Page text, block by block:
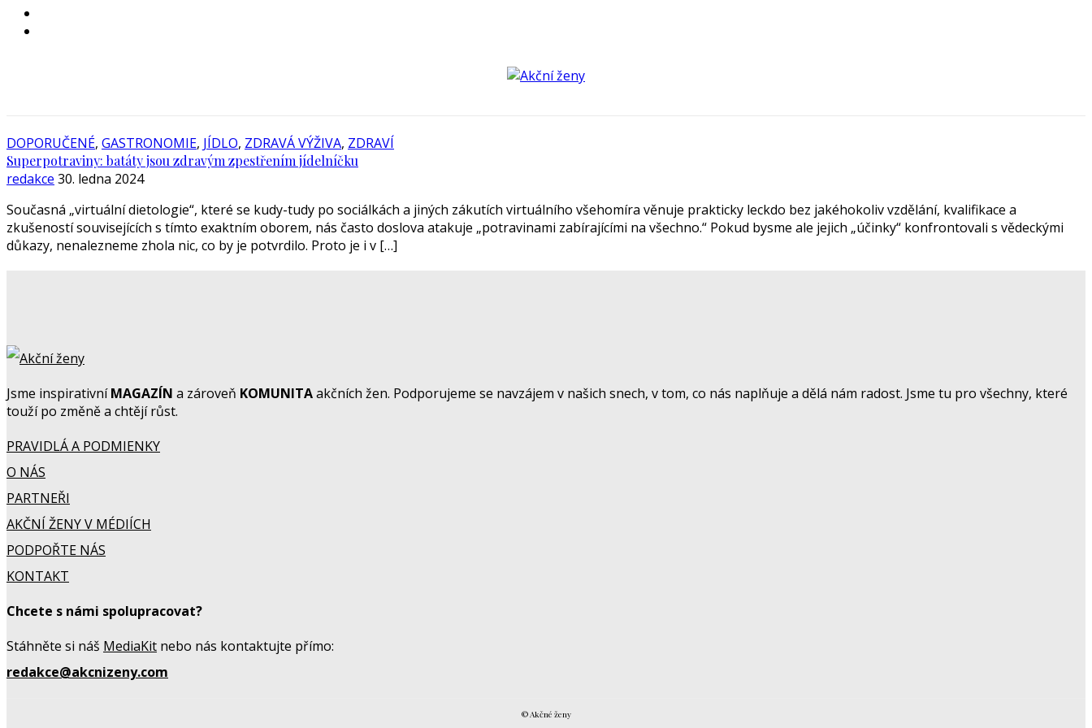
DOPORUČENÉ, GASTRONOMIE, JÍDLO, ZDRAVÁ VÝŽIVA, ZDRAVÍ
Superpotraviny: batáty jsou zdravým zpestřením jídelníčku
redakce 30. ledna 2024
Současná „virtuální dietologie“, které se kudy-tudy po sociálkách a jiných zákutích virtuálního všehomíra věnuje prakticky leckdo bez jakéhokoliv vzdělání, kvalifikace a
zkušeností souvisejících s tímto exaktním oborem, nás často doslova atakuje „potravinami zabírajícími na všechno.“ Pokud bysme ale jejich „účinky“ konfrontovali s vědeckými
důkazy, nenalezneme zhola nic, co by je potvrdilo. Proto je i v […]
Jsme inspirativníMAGAZÍN a zároveň KOMUNITAakčních žen. Podporujeme se navzájem v našich snech, v tom, co nás naplňuje a dělá nám radost. Jsme tu pro všechny, které
touží po změně a chtějí růst.
PRAVIDLÁ A PODMIENKY
O NÁS
PARTNEŘI
AKČNÍ ŽENY V MÉDIÍCH
PODPOŘTE NÁS
KONTAKT
Chcete s námi spolupracovat?
Stáhněte si náš MediaKit nebo nás kontaktujte přímo:
redakce@akcnizeny.com
© Akčné ženy